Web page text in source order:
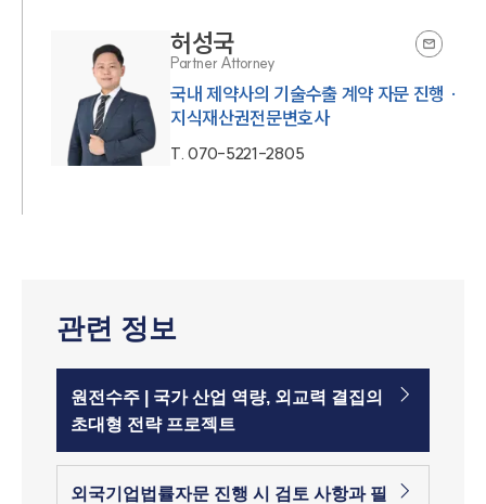
허성국
Partner Attorney
국내 제약사의 기술수출 계약 자문 진행 ·
지식재산권전문변호사
T.070-5221-2805
관련 정보
원전수주 | 국가 산업 역량, 외교력 결집의
초대형 전략 프로젝트
외국기업법률자문 진행 시 검토 사항과 필